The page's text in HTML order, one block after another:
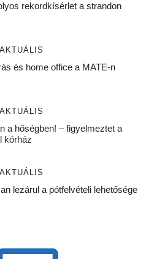
rekordkísérlet a strandon
és home office a MATE-n
a hőségben! – figyelmeztet a
kórház
lezárul a pótfelvételi lehetősége